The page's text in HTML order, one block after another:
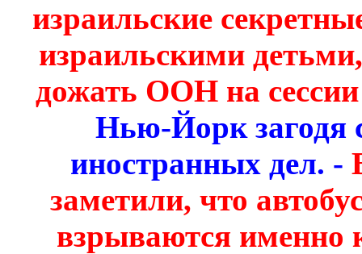
израильские
израильскими
дожать ООН на
Нью-Йорк загодя
иностранных дел. -
заметили, что
взрываются